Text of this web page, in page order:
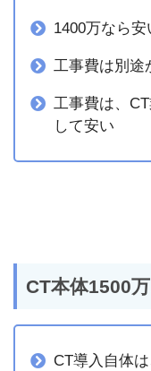
1400万なら安
工事費は別途
工事費は、
して安い
CT本体1500
CT導入自体